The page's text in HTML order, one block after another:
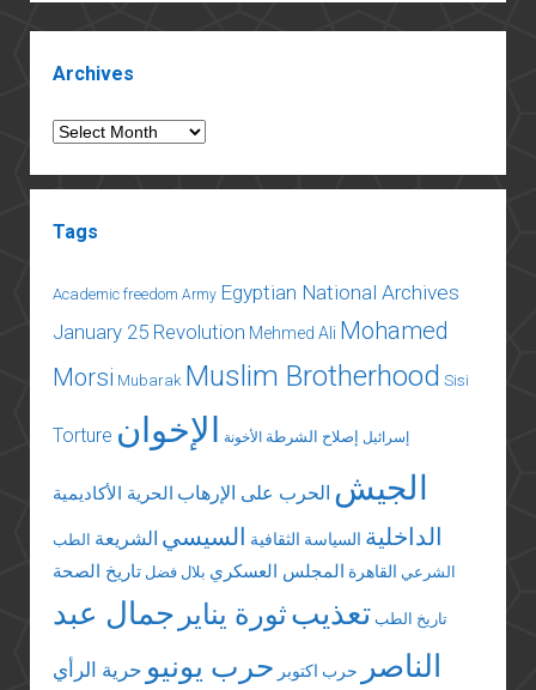
Archives
Archives
Tags
Academic freedom Army Egyptian National Archives
January 25 Revolution Mehmed Ali Mohamed
Morsi Mubarak Muslim Brotherhood Sisi
Torture إسرائيل إصلاح الشرطة الأخونة الإخوان
الجيش الحرب على الإرهاب الحرية الأكاديمية
الداخلية السياسة الثقافية السيسي الشريعة الطب
الشرعي القاهرة المجلس العسكري بلال فضل تاريخ الصحة
تاريخ الطب تعذيبثورة يناير جمال عبد
الناصر
حرب اكتوبر حرب يونيو حرية الرأي